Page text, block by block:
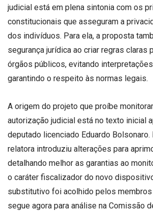
judicial está em plena sintonia com os
constitucionais que asseguram a
dos indivíduos. Para ela, a proposta
segurança jurídica ao criar regras claras
órgãos públicos, evitando
garantindo o respeito às normas legais.
A origem do projeto que proíbe
autorização judicial está no texto inicial
deputado licenciado Eduardo Bolsonaro.
relatora introduziu alterações para
detalhando melhor as garantias ao
o caráter fiscalizador do novo
substitutivo foi acolhido pelos
segue agora para análise na Comissão